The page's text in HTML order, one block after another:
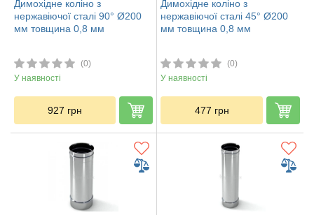
Димохідне коліно з
нержавіючої сталі 90° Ø200
мм товщина 0,8 мм
(0)
У наявності
927 грн
Димохідне коліно з
нержавіючої сталі 45° Ø200
мм товщина 0,8 мм
(0)
У наявності
477 грн